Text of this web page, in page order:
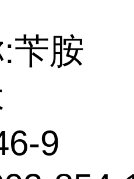
苄胺
9